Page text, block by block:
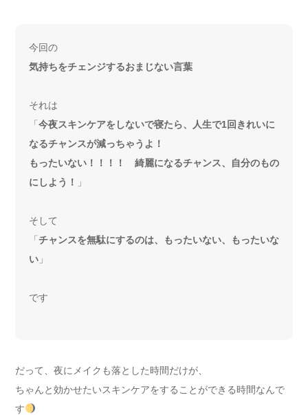
今回の
気持ちをチェンジするおまじない言葉
それは
「今夜スキンケアをしないで寝たら、人生で1回きれいに
なるチャンスが減っちゃうよ！
もったいない！！！！ 綺麗になるチャンス、自分のもの
にしよう！
」
そして
「チャンスを無駄にするのは、もったいない、もったいな
い 」
です
だって、夜にメイクも落とした時間だけが、
ちゃんと効かせたいスキンケアをすることができる時間なんで
す